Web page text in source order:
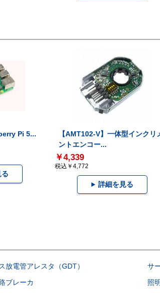
Pi 5...
【AMT102-V】一体型インクリ
ントエンコー...
￥4,339
税込￥4,772
詳細を見る
放電管アレスタ（GDT）
サ
ブレーカ
照